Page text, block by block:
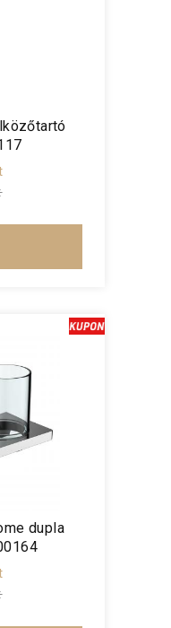
dupla